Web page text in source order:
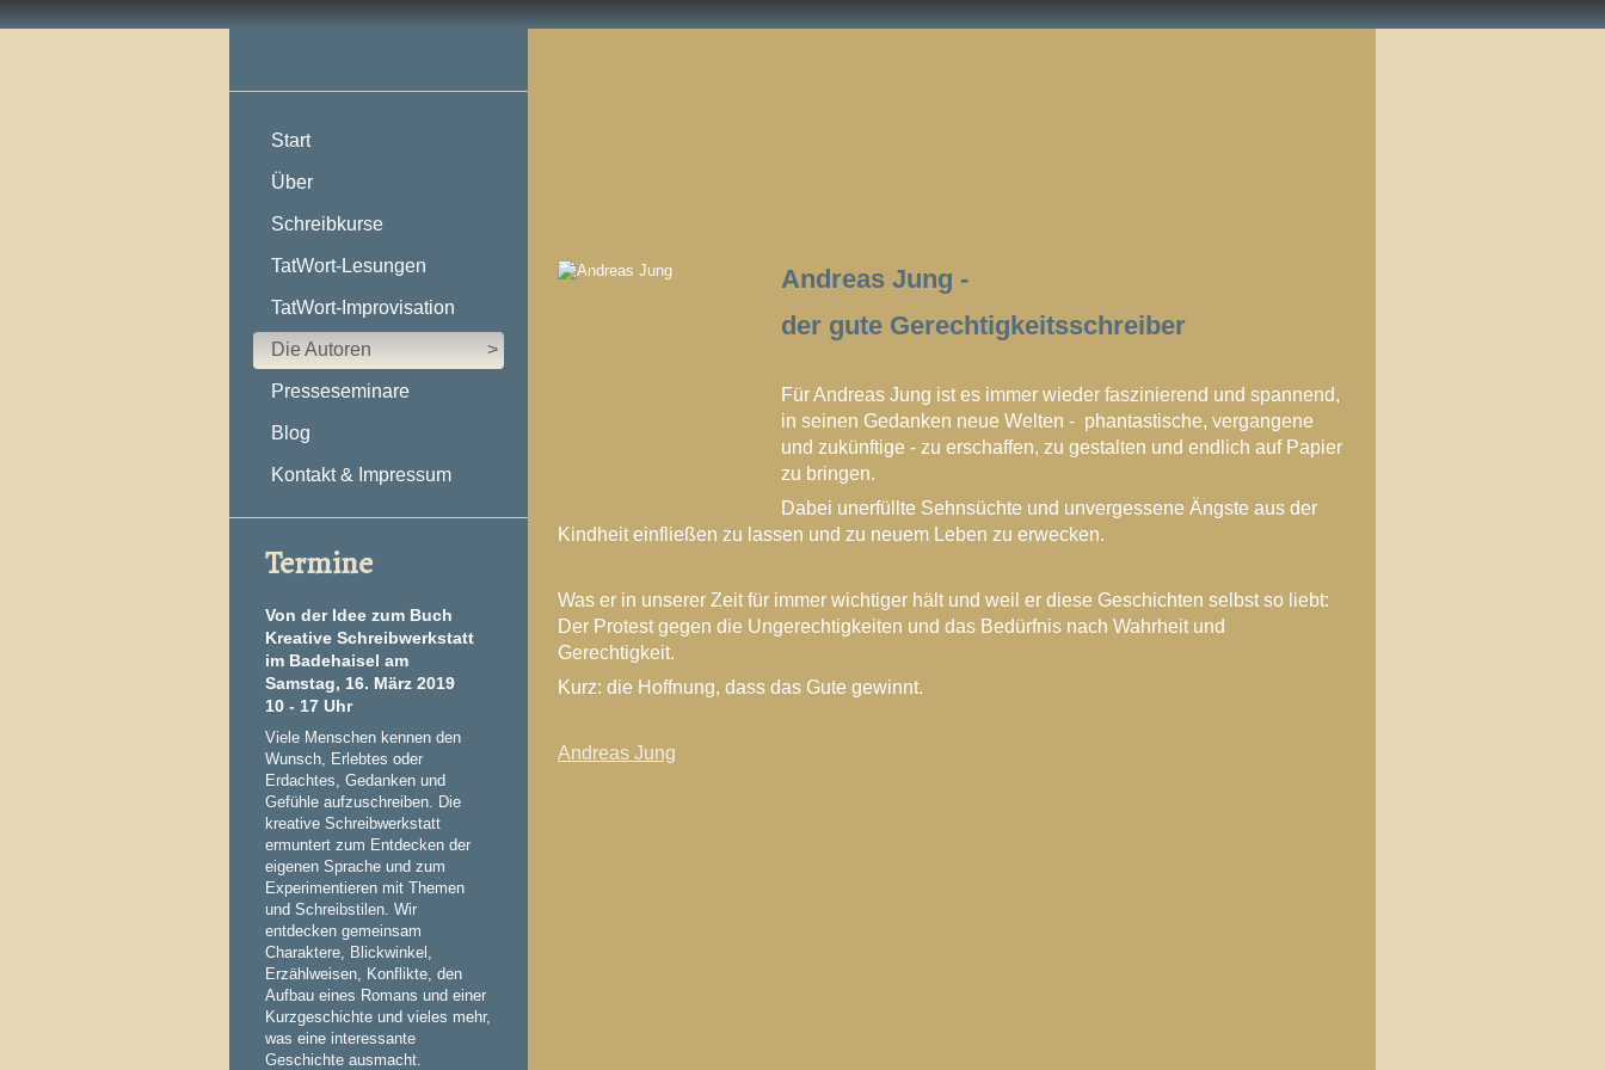
Start
Über
Schreibkurse
TatWort-Lesungen
TatWort-Improvisation
>
Die Autoren
Presseseminare
Blog
Kontakt & Impressum
Termine
Von der Idee zum Buch
Kreative Schreibwerkstatt
im Badehaisel am
Samstag, 16. März 2019
10 - 17 Uhr
Viele Menschen kennen den
Wunsch, Erlebtes oder
Erdachtes, Gedanken und
Gefühle aufzuschreiben. Die
kreative Schreibwerkstatt
ermuntert zum Entdecken der
eigenen Sprache und zum
Experimentieren mit Themen
und Schreibstilen. Wir
entdecken gemeinsam
Charaktere, Blickwinkel,
Erzählweisen, Konflikte, den
Aufbau eines Romans und einer
Kurzgeschichte und vieles mehr,
was eine interessante
Geschichte ausmacht.
Andreas Jung -
der gute Gerechtigkeitsschreiber
Für Andreas Jung ist es immer wieder faszinierend und spannend,
in seinen Gedanken neue Welten - phantastische, vergangene
und zukünftige - zu erschaffen, zu gestalten und endlich auf Papier
zu bringen.
Dabei unerfüllte Sehnsüchte und unvergessene Ängste aus der
Kindheit einfließen zu lassen und zu neuem Leben zu erwecken.
Was er in unserer Zeit für immer wichtiger hält und weil er diese Geschichten selbst so liebt:
Der Protest gegen die Ungerechtigkeiten und das Bedürfnis nach Wahrheit und
Gerechtigkeit.
Kurz: die Hoffnung, dass das Gute gewinnt.
Andreas Jung